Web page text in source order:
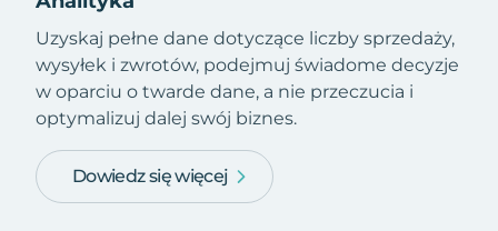
Uzyskaj pełne dane dotyczące liczby sprzedaży,
wysyłek i zwrotów, podejmuj świadome decyzje
w oparciu o twarde dane, a nie przeczucia i
optymalizuj dalej swój biznes.
Dowiedz się więcej